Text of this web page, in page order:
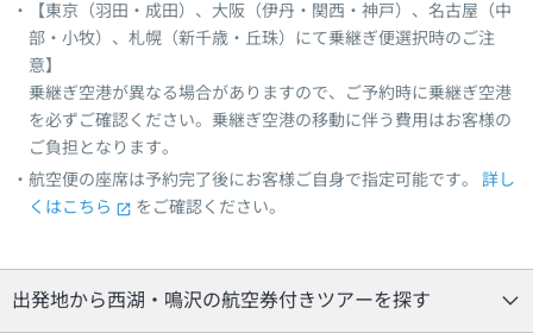
【東京（羽田・成田）、大阪（伊丹・関西・神戸）、名古屋（中
部・小牧）、札幌（新千歳・丘珠）にて乗継ぎ便選択時のご注
意】
乗継ぎ空港が異なる場合がありますので、ご予約時に乗継ぎ空港
を必ずご確認ください。乗継ぎ空港の移動に伴う費用はお客様の
ご負担となります。
航空便の座席は予約完了後にお客様ご自身で指定可能です。
詳し
くはこちら
をご確認ください。
出発地から西湖・鳴沢の航空券付きツアーを探す